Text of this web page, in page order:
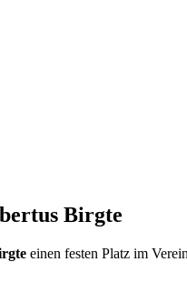
Birgte
einen festen Platz im